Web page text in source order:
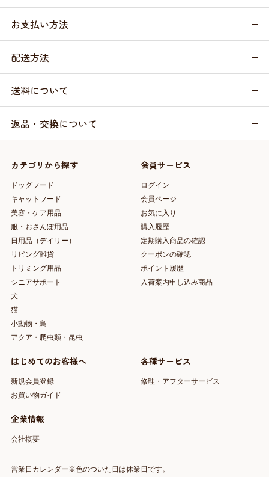
お支払い方法
配送方法
送料について
返品・交換について
カテゴリから探す
ドッグフード
キャットフード
美容・ケア用品
服・おさんぽ用品
日用品（デイリー）
リビング雑貨
トリミング用品
シニアサポート
犬
猫
小動物・鳥
アクア・爬虫類・昆虫
会員サービス
ログイン
会員ページ
お気に入り
購入履歴
定期購入商品の確認
クーポンの確認
ポイント履歴
入荷案内申し込み商品
はじめてのお客様へ
新規会員登録
お買い物ガイド
各種サービス
修理・アフターサービス
企業情報
会社概要
営業日カレンダー※色のついた日は休業日です。